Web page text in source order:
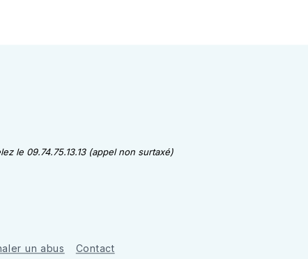
le 09.74.75.13.13 (appel non surtaxé)
un abus Contact